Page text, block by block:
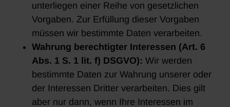
unterliegen einer Reihe von gesetzlichen
Vorgaben. Zur Erfüllung dieser Vorgaben
müssen wir bestimmte Daten verarbeiten.
Wahrung berechtigter Interessen (Art. 6
Abs. 1 S. 1 lit. f) DSGVO): Wir werden
bestimmte Daten zur Wahrung unserer oder
der Interessen Dritter verarbeiten. Dies gilt
aber nur dann, wenn Ihre Interessen im